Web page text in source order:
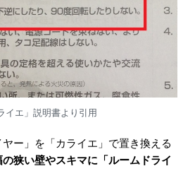
イエ」説明書より引用
ー」を「カライエ」で置き換える
の狭い壁やスキマに「ルームドライ